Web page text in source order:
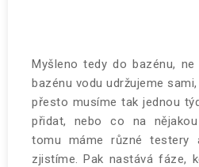
Myšleno tedy do bazénu,
bazénu vodu udržujeme
přesto musíme tak jednou
přidat, nebo co na
tomu máme různé
zjistíme. Pak nastává fáze,